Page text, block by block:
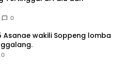
0
Asanae wakili Soppeng lomba
0